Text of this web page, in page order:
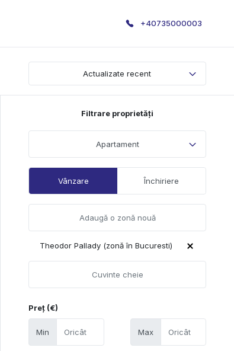
+40735000003
Actualizate recent
Filtrare proprietăți
Apartament
Vânzare Închiriere
Theodor Pallady (zonă în Bucuresti)
Preț (€)
Min Max